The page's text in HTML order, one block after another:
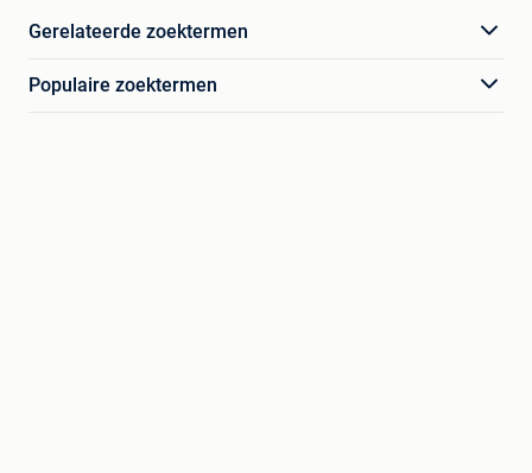
Gerelateerde zoektermen
Populaire zoektermen